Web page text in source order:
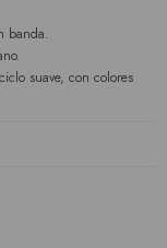
banda.
suave, con colores